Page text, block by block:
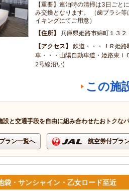
【重要】連泊時の清掃は3日ごと
み交換となります。 （歯ブラシ
イキングにてご用意）
住所
兵庫県姫路市綿町１３２
アクセス
鉄道・・・ＪＲ姫
車・・・山陽自動車道・姫路東Ｉ
2号線沿い)
この施
設と交通手段を自由に組み合わせたおトクな
ラン一覧へ 航空券付プラ
袋・サンシャイン・乙女ロード至近